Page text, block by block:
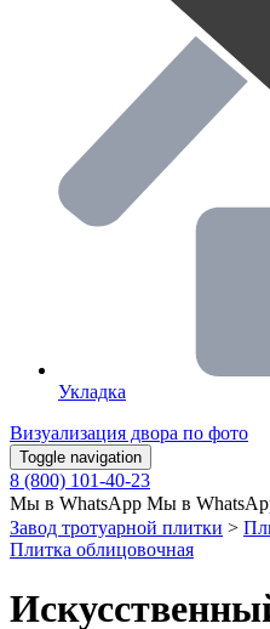
Укладка
Визуализация двора по фото
Toggle navigation
8 (800) 101-40-23
Мы в WhatsApp Мы в
Завод тротуарной плитки >
Плитка облицовочная